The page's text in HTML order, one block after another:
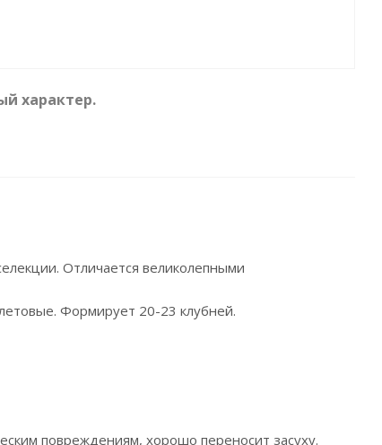
характер.
Отличается великолепными
Формирует 20-23 клубней.
повреждениям, хорошо переносит засуху.